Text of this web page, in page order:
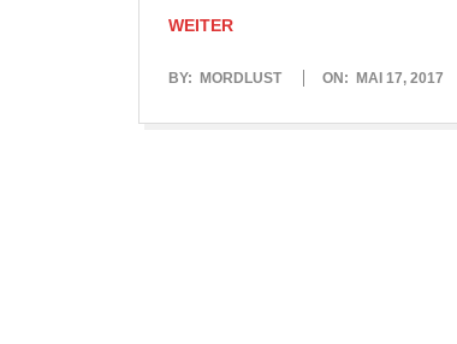
WEITER
2017-
BY: MORDLUST ON: MAI 17, 2017